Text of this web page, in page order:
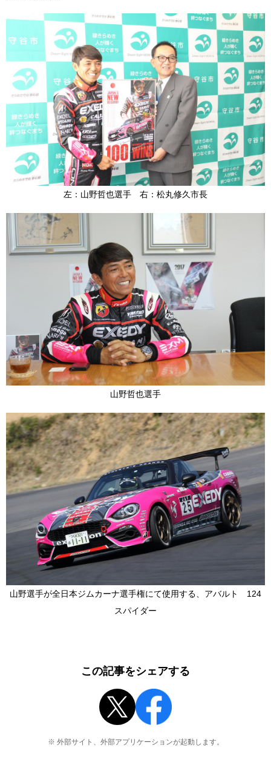
左：山野哲也選手 右：松丸修久市長
山野哲也選手
山野選手が全日本ジムカーナ選手権にて使用する、アバルト 124
スパイダー
この記事をシェアする
※ 外部サイト、外部アプリケーションが起動します。